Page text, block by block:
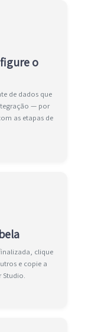
o
de dados que
— por
as etapas de
clique
e copie a
Studio.